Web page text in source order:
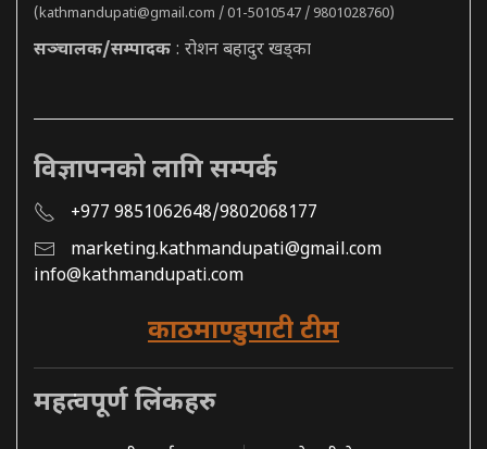
(kathmandupati@gmail.com / 01-5010547 / 9801028760)
सञ्चालक/सम्पादक : रोशन बहादुर खड्का
विज्ञापनको लागि सम्पर्क
+977 9851062648/9802068177
marketing.kathmandupati@gmail.com
info@kathmandupati.com
काठमाण्डुपाटी टीम
महत्वपूर्ण लिंकहरु